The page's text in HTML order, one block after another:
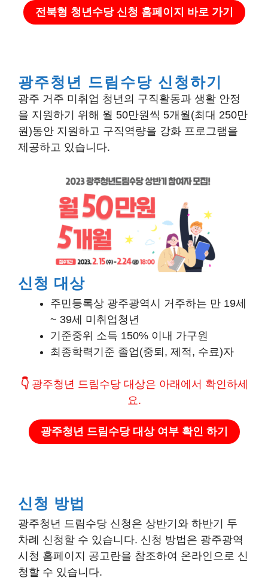
전북형 청년수당 신청 홈페이지 바로 가기
광주청년 드림수당 신청하기
광주 거주 미취업 청년의 구직활동과 생활 안정
을 지원하기 위해 월 50만원씩 5개월(최대 250만
원)동안 지원하고 구직역량을 강화 프로그램을
제공하고 있습니다.
신청 대상
주민등록상 광주광역시 거주하는 만 19세
~ 39세 미취업청년
기준중위 소득 150% 이내 가구원
최종학력기준 졸업(중퇴, 제적, 수료)자
👇 광주청년 드림수당 대상은 아래에서 확인하세
요.
광주청년 드림수당 대상 여부 확인 하기
신청 방법
광주청년 드림수당 신청은 상반기와 하반기 두
차례 신청할 수 있습니다. 신청 방법은 광주광역
시청 홈페이지 공고란을 참조하여 온라인으로 신
청할 수 있습니다.